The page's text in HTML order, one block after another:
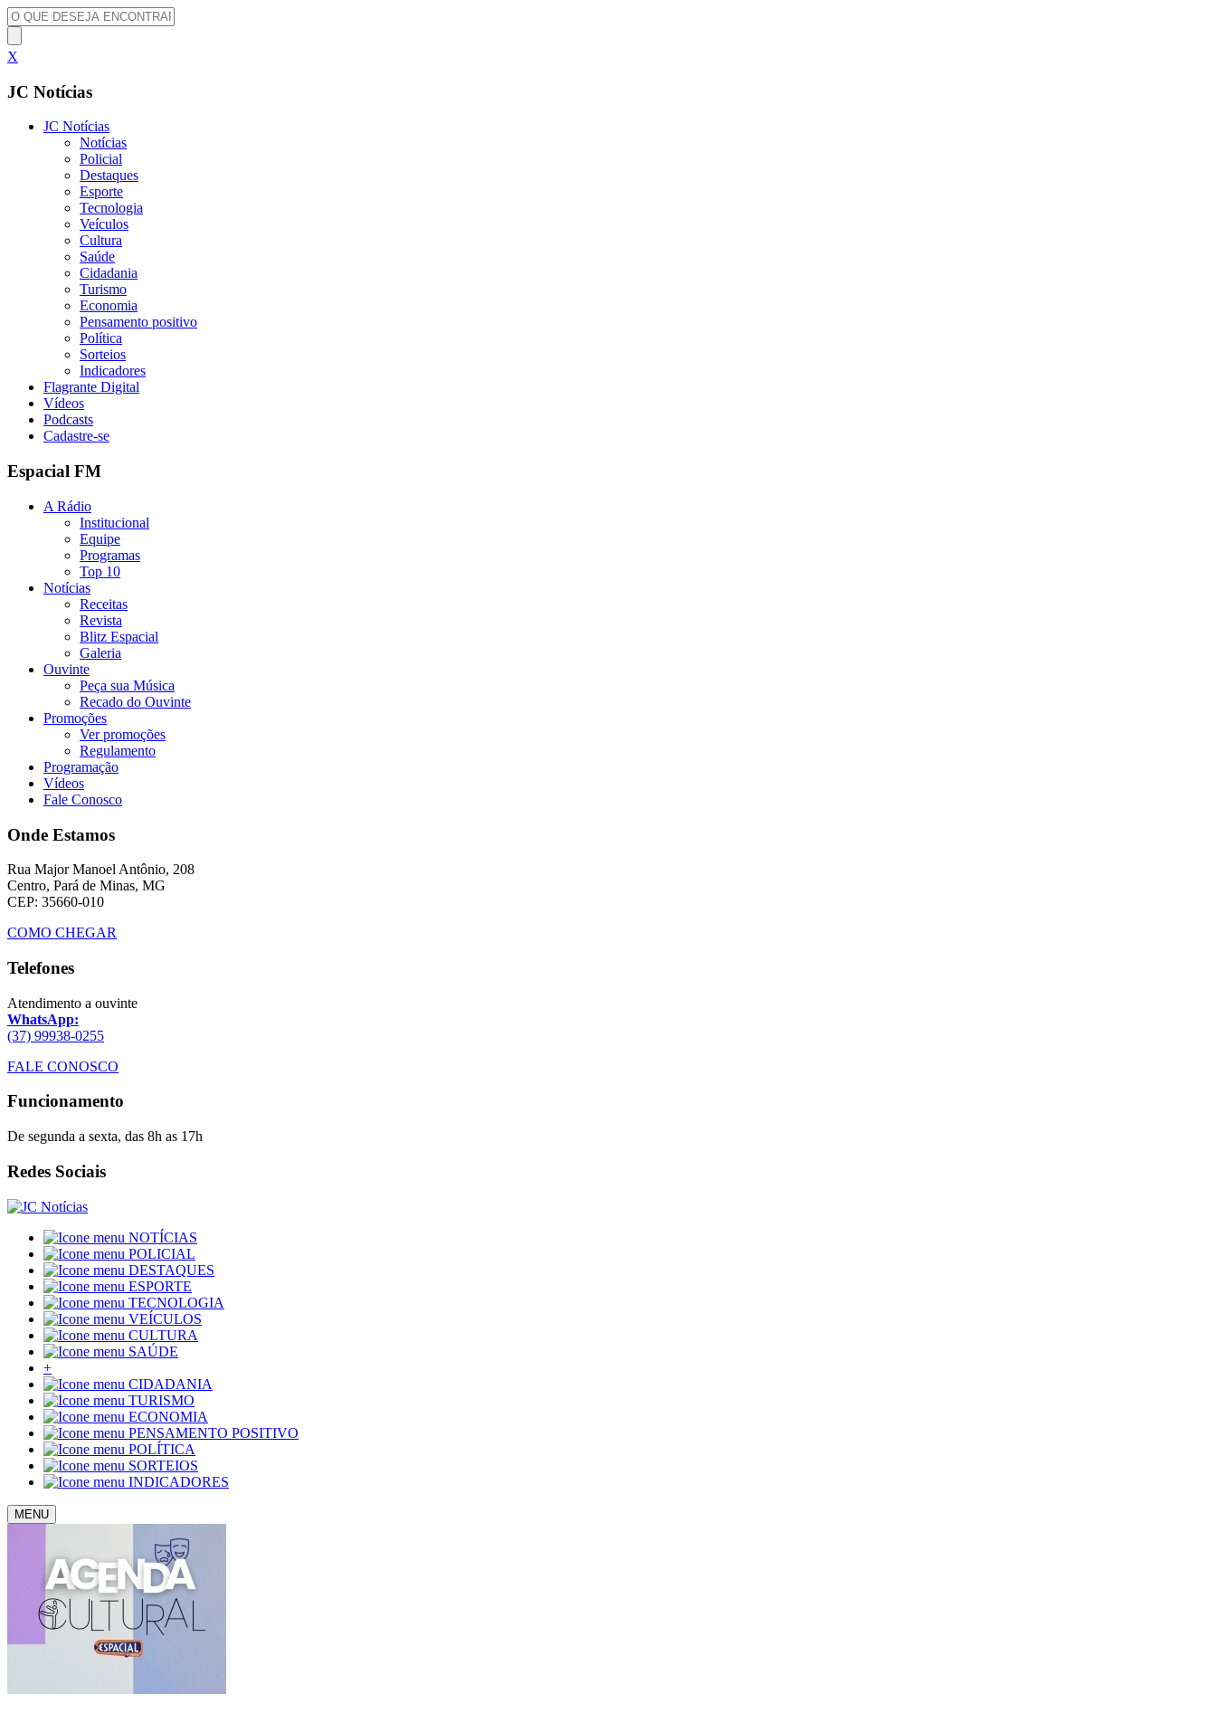
X
JC Notícias
JC Notícias
Notícias
Policial
Destaques
Esporte
Tecnologia
Veículos
Cultura
Saúde
Cidadania
Turismo
Economia
Pensamento positivo
Política
Sorteios
Indicadores
Flagrante Digital
Vídeos
Podcasts
Cadastre-se
Espacial FM
A Rádio
Institucional
Equipe
Programas
Top 10
Notícias
Receitas
Revista
Blitz Espacial
Galeria
Ouvinte
Peça sua Música
Recado do Ouvinte
Promoções
Ver promoções
Regulamento
Programação
Vídeos
Fale Conosco
Onde Estamos
Rua Major Manoel Antônio, 208
Centro, Pará de Minas, MG
CEP: 35660-010
COMO CHEGAR
Telefones
Atendimento a ouvinte
WhatsApp:
(37) 99938-0255
FALE CONOSCO
Funcionamento
De segunda a sexta, das 8h as 17h
Redes Sociais
NOTÍCIAS
POLICIAL
DESTAQUES
ESPORTE
TECNOLOGIA
VEÍCULOS
CULTURA
SAÚDE
+
CIDADANIA
TURISMO
ECONOMIA
PENSAMENTO POSITIVO
POLÍTICA
SORTEIOS
INDICADORES
MENU